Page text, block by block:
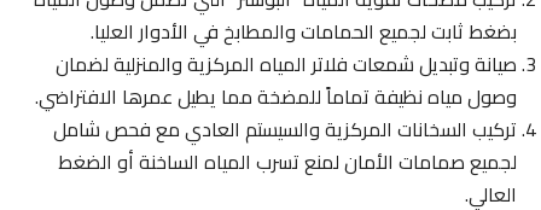
بضغط ثابت لجميع الحمامات والمطابخ في الأدوار العليا.
صيانة وتبديل شمعات فلاتر المياه المركزية والمنزلية لضمان
وصول مياه نظيفة تماماً للمضخة مما يطيل عمرها الافتراضي.
تركيب السخانات المركزية والسيستم العادي مع فحص شامل
لجميع صمامات الأمان لمنع تسرب المياه الساخنة أو الضغط
العالي.